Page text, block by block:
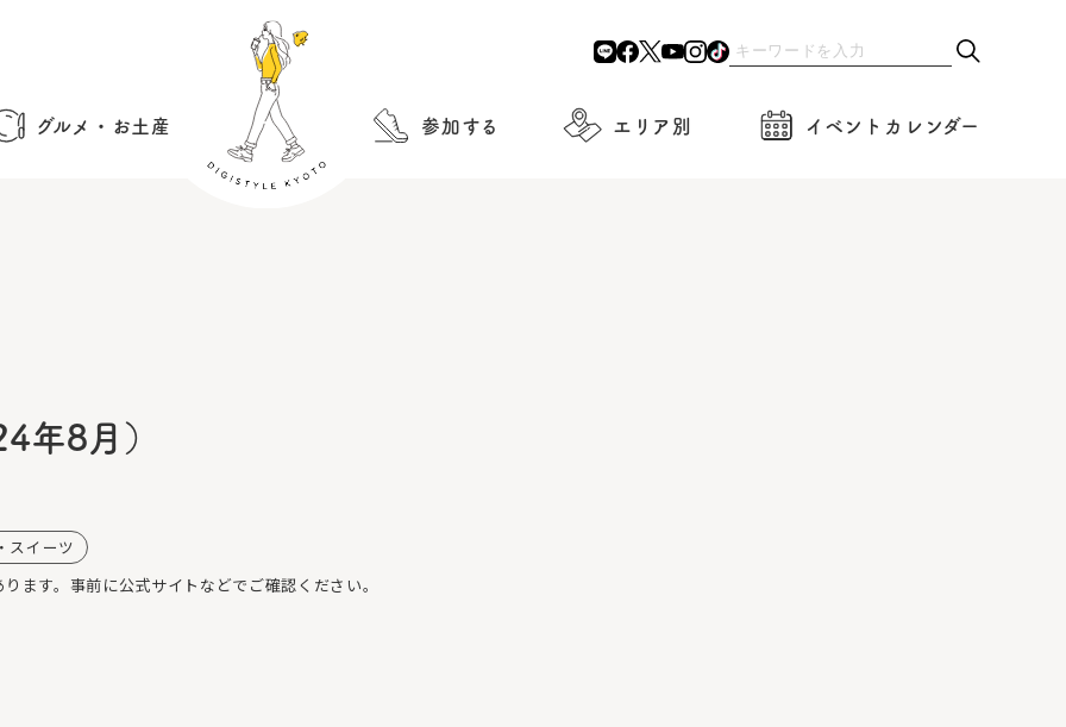
グルメ・お土産 参加する エリア別 イベントカレンダー
年8月）
スイーツ
ます。事前に公式サイトなどでご確認ください。